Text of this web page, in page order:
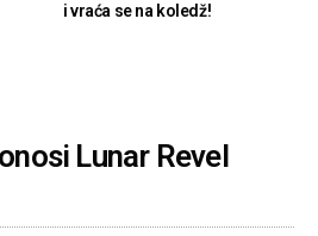
i vraća se na koledž!
Lunar Revel